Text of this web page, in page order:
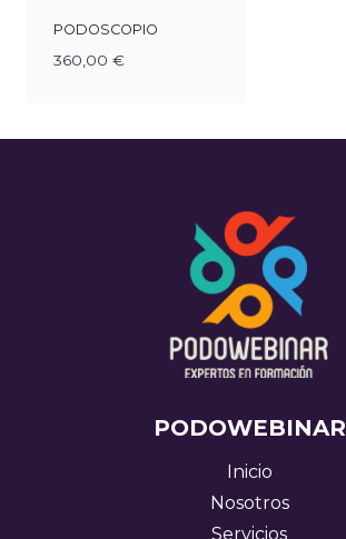
PODOSCOPIO
360,00 €
PODOWEBINAR
Inicio
Nosotros
Servicios